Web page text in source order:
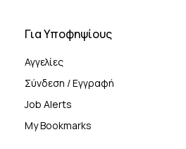
Για Υποφηψίους
Αγγελίες
Σύνδεση / Εγγραφή
Job Alerts
My Bookmarks